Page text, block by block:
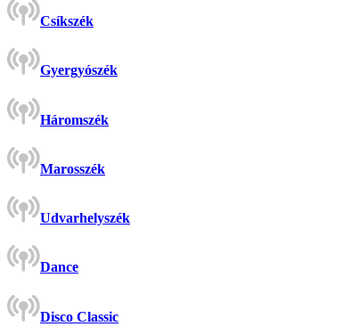
Csíkszék
Gyergyószék
Háromszék
Marosszék
Udvarhelyszék
Dance
Disco Classic